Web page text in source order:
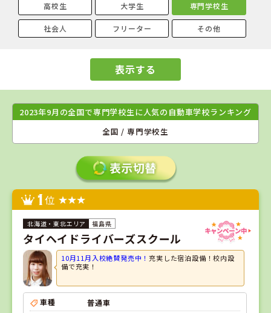
高校生 大学生 専門学校生
社会人 フリーター その他
表示する
2023年9月の全国で専門学校生に人気の自動車学校ランキング
全国 / 専門学校生
1位
福島県
タイヘイドライバーズスクール
10月11月入校絶賛発売中！充実した宿泊設備！校内設
備で充実！
車種
普通車